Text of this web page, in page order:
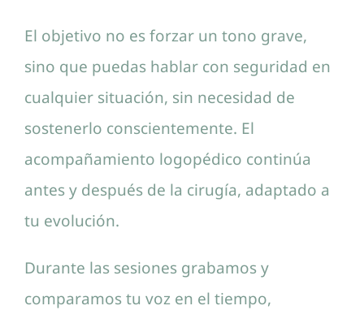
El objetivo no es forzar un tono grave,
sino que puedas hablar con seguridad en
cualquier situación, sin necesidad de
sostenerlo conscientemente. El
acompañamiento logopédico continúa
antes y después de la cirugía, adaptado a
tu evolución.
Durante las sesiones grabamos y
comparamos tu voz en el tiempo,